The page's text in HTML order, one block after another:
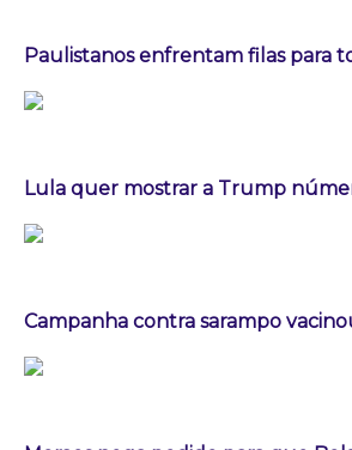
Paulistanos enfrentam filas para
Lula quer mostrar a Trump
Campanha contra sarampo